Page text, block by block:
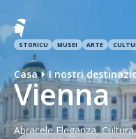
STORICU MUSEI ARTE
Casa I nostri
Vienna
Abracele Eleganza,